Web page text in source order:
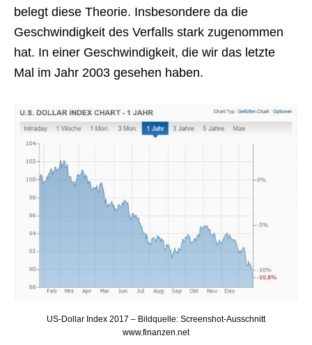
belegt diese Theorie. Insbesondere da die
Geschwindigkeit des Verfalls stark zugenommen
hat. In einer Geschwindigkeit, die wir das letzte
Mal im Jahr 2003 gesehen haben.
US-Dollar Index 2017 – Bildquelle: Screenshot-Ausschnitt
www.finanzen.net